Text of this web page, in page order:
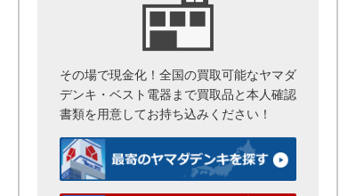
その場で現金化！全国の買取可能なヤマダ
デンキ・ベスト電器まで買取品と本人確認
書類を用意してお持ち込みください！